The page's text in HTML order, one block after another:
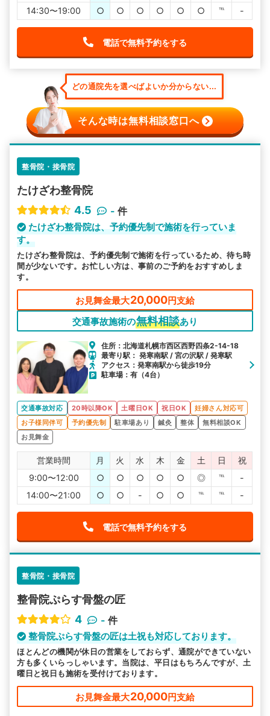
14:30〜19:00 ○ ○ ○ ○ ○ ○ ℡ -
電話で無料予約をする
どの通院先を選べばよいか分からない...
そんな時は無料相談窓口へ
整骨院・接骨院
たけざわ整骨院
4.5
- 件
たけざわ整骨院は、予約優先制で施術を行っていま
す。
たけざわ整骨院は、予約優先制で施術を行っているため、待ち時
間が少ないです。お忙しい方は、事前のご予約をおすすめしま
す。
お見舞金最大20,000円支給
交通事故施術の無料相談あり
住所：北海道札幌市西区西野四条2-14-18
最寄り駅： 発寒南駅 / 宮の沢駅 / 発寒駅
アクセス：発寒南駅から徒歩19分
駐車場：有（4台）
交通事故対応 20時以降OK 土曜日OK 祝日OK
妊婦さん対応可
お子様同伴可
予約優先制 駐車場あり 鍼灸 整体
無料相談OK
お見舞金
営業時間 月 火 水 木 金 土 日
祝
9:00〜12:00
○ ○ ○ ○ ○ ◎ ℡
-
14:00〜21:00
○ ○ - ○ ○ ℡ ℡ -
電話で無料予約をする
整骨院・接骨院
整骨院ぷらす骨盤の匠
4
- 件
整骨院ぷらす骨盤の匠は土祝も対応しております。
ほとんどの機関が休日の営業をしておらず、通院ができていない
方も多くいらっしゃいます。当院は、平日はもちろんですが、土
曜日と祝日も施術を受付けております。
お見舞金最大20,000円支給